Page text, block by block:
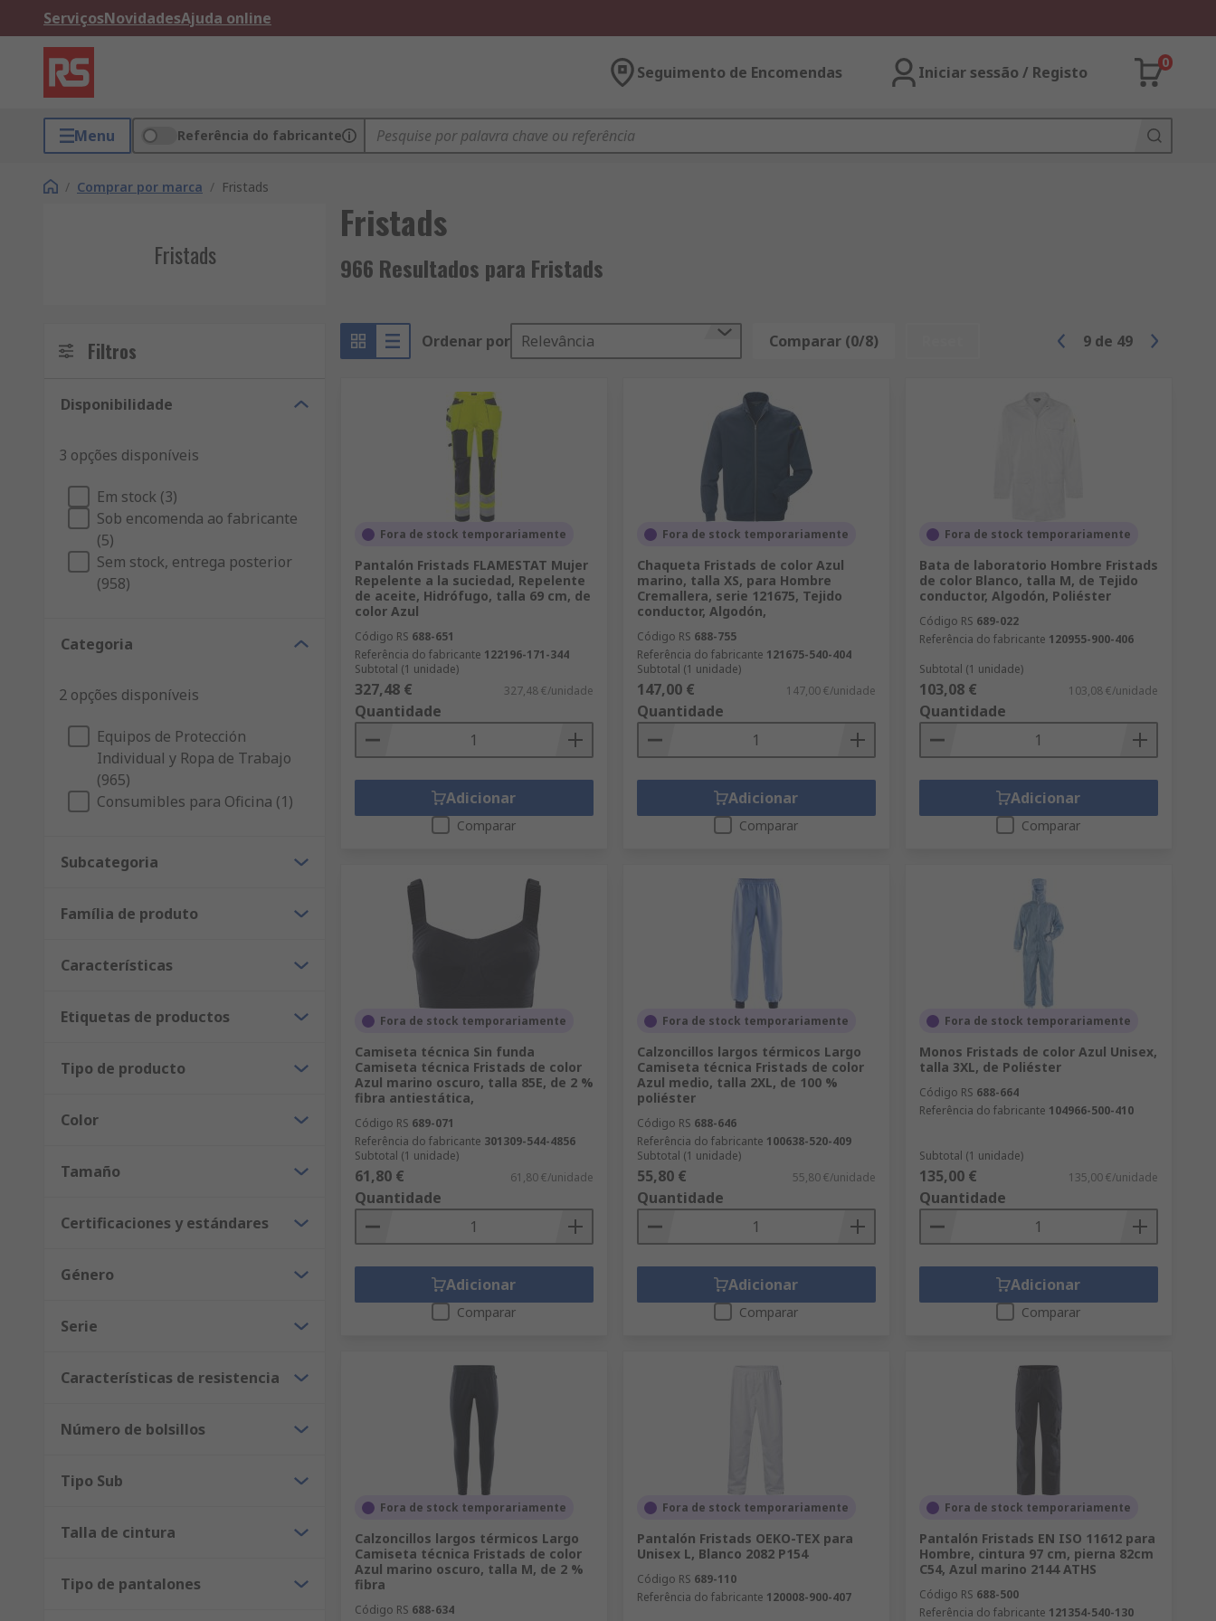
ServiçosNovidadesAjuda online
Seguimento de Encomendas Iniciar sessão / Registo
0
Menu Referência do fabricante
/ Comprar por marca / Fristads
Fristads
Fristads
966 Resultados para Fristads
Filtros
Disponibilidade
3 opções disponíveis
Em stock (3)
Sob encomenda ao fabricante
(5)
Sem stock, entrega posterior
(958)
Categoria
2 opções disponíveis
Equipos de Protección
Individual y Ropa de Trabajo
(965)
Consumibles para Oficina (1)
Subcategoria
Família de produto
Características
Etiquetas de productos
Tipo de producto
Color
Tamaño
Certificaciones y estándares
Género
Serie
Características de resistencia
Número de bolsillos
Tipo Sub
Talla de cintura
Tipo de pantalones
Ordenar por Relevância Comparar (0/8) 9 de 49
Fora de stock temporariamente
Pantalón Fristads FLAMESTAT Mujer
Repelente a la suciedad, Repelente
de aceite, Hidrófugo, talla 69 cm, de
color Azul
Código RS 688-651
Referência do fabricante 122196-171-344
Subtotal (1 unidade)
327,48 € 327,48 €/unidade
Quantidade
Adicionar
Comparar
Fora de stock temporariamente
Chaqueta Fristads de color Azul
marino, talla XS, para Hombre
Cremallera, serie 121675, Tejido
conductor, Algodón,
Código RS 688-755
Referência do fabricante 121675-540-404
Subtotal (1 unidade)
147,00 € 147,00 €/unidade
Quantidade
Adicionar
Comparar
Fora de stock temporariamente
Bata de laboratorio Hombre Fristads
de color Blanco, talla M, de Tejido
conductor, Algodón, Poliéster
Código RS 689-022
Referência do fabricante 120955-900-406
Subtotal (1 unidade)
103,08 € 103,08 €/unidade
Quantidade
Adicionar
Comparar
Fora de stock temporariamente
Camiseta técnica Sin funda
Camiseta técnica Fristads de color
Azul marino oscuro, talla 85E, de 2 %
fibra antiestática,
Código RS 689-071
Referência do fabricante 301309-544-4856
Subtotal (1 unidade)
61,80 € 61,80 €/unidade
Quantidade
Adicionar
Comparar
Fora de stock temporariamente
Calzoncillos largos térmicos Largo
Camiseta técnica Fristads de color
Azul medio, talla 2XL, de 100 %
poliéster
Código RS 688-646
Referência do fabricante 100638-520-409
Subtotal (1 unidade)
55,80 € 55,80 €/unidade
Quantidade
Adicionar
Comparar
Fora de stock temporariamente
Monos Fristads de color Azul Unisex,
talla 3XL, de Poliéster
Código RS 688-664
Referência do fabricante 104966-500-410
Subtotal (1 unidade)
135,00 € 135,00 €/unidade
Quantidade
Adicionar
Comparar
Fora de stock temporariamente
Calzoncillos largos térmicos Largo
Camiseta técnica Fristads de color
Azul marino oscuro, talla M, de 2 %
fibra
Código RS 688-634
Fora de stock temporariamente
Pantalón Fristads OEKO-TEX para
Unisex L, Blanco 2082 P154
Código RS 689-110
Referência do fabricante 120008-900-407
Fora de stock temporariamente
Pantalón Fristads EN ISO 11612 para
Hombre, cintura 97 cm, pierna 82cm
C54, Azul marino 2144 ATHS
Código RS 688-500
Referência do fabricante 121354-540-130